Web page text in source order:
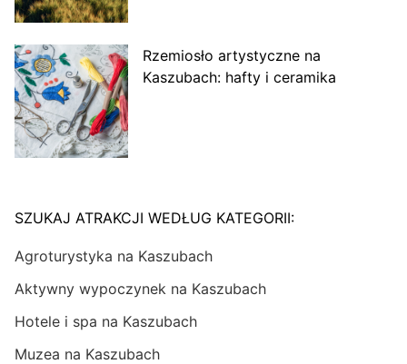
Rzemiosło artystyczne na
Kaszubach: hafty i ceramika
SZUKAJ ATRAKCJI WEDŁUG KATEGORII:
Agroturystyka na Kaszubach
Aktywny wypoczynek na Kaszubach
Hotele i spa na Kaszubach
Muzea na Kaszubach